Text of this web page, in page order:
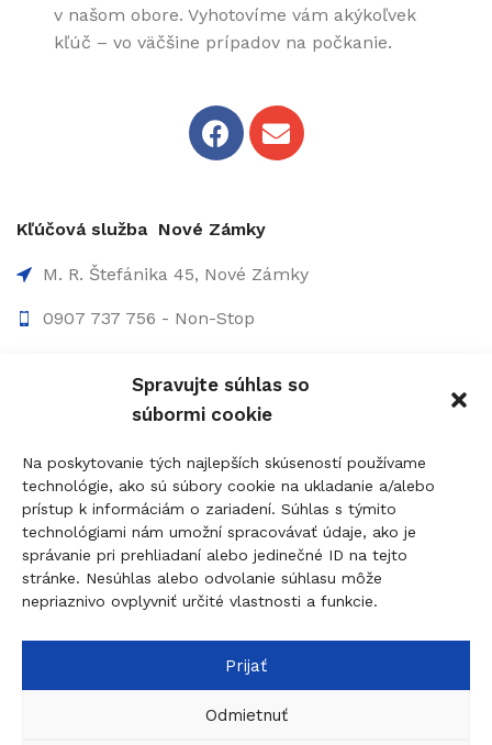
Spravujte súhlas so
súbormi cookie
Na poskytovanie tých najlepších skúseností používame
technológie, ako sú súbory cookie na ukladanie a/alebo
prístup k informáciám o zariadení. Súhlas s týmito
technológiami nám umožní spracovávať údaje, ako je
správanie pri prehliadaní alebo jedinečné ID na tejto
stránke. Nesúhlas alebo odvolanie súhlasu môže
nepriaznivo ovplyvniť určité vlastnosti a funkcie.
Prijať
Odmietnuť
v našom obore. Vyhotovíme vám akýkoľvek
kľúč – vo väčšine prípadov na počkanie.
Kľúčová služba Nové Zámky
M. R. Štefánika 45, Nové Zámky
0907 737 756 - Non-Stop
info@figolock.sk
Kľúčová služba Komárno
Palatínova 20, 945 01 Komárno
0907 737 756 - Non Stop
0911 015 055 - 9:00-17:00
komarno@figolock.sk
© 2026figolock.skcreated bydobrýBRAND
Táto stránka je chránená systémom reCAPTCHA a
Pravidlá ochrany osobných údajov